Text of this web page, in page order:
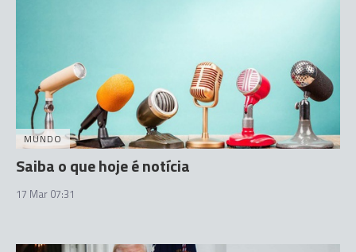
MUNDO
Saiba o que hoje é notícia
17 Mar 07:31